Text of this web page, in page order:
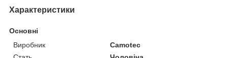
Характеристики
Основні
Виробник
Camotec